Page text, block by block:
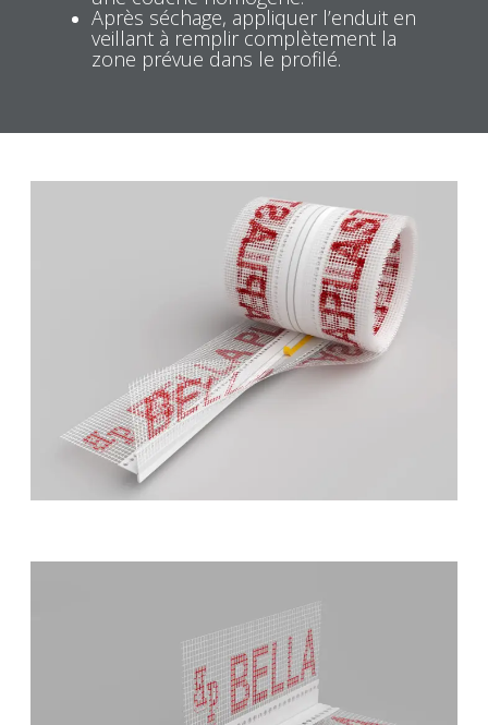
Après séchage, appliquer l’enduit en
veillant à remplir complètement la
zone prévue dans le profilé.